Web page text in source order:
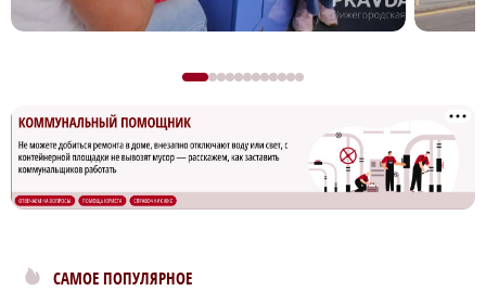
САМОЕ ПОПУЛЯРНОЕ